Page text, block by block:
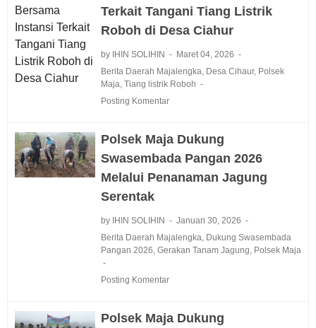
Terkait Tangani Tiang Listrik
Roboh di Desa Ciahur
by IHIN SOLIHIN
Maret 04, 2026
Berita Daerah Majalengka Desa Cihaur, Polsek
Maja Tiang listrik Roboh
Posting Komentar
Polsek Maja Dukung
Swasembada Pangan 2026
Melalui Penanaman Jagung
Serentak
by IHIN SOLIHIN
Januari 30, 2026
Berita Daerah Majalengka Dukung Swasembada
Pangan 2026 Gerakan Tanam Jagung Polsek Maja
Posting Komentar
Polsek Maja Dukung